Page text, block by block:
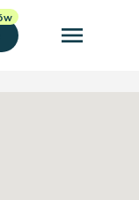
menu